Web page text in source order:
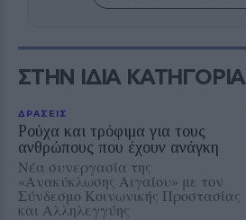
ΣΤΗΝ ΙΔΙΑ ΚΑΤΗΓΟΡΙΑ
ΔΡΑΣΕΙΣ
Ρούχα και τρόφιμα για τους
ανθρώπους που έχουν ανάγκη
Νέα συνεργασία της
«Ανακύκλωσης Αιγαίου» με τον
Σύνδεσμο Κοινωνικής Προστασίας
και Αλληλεγγύης